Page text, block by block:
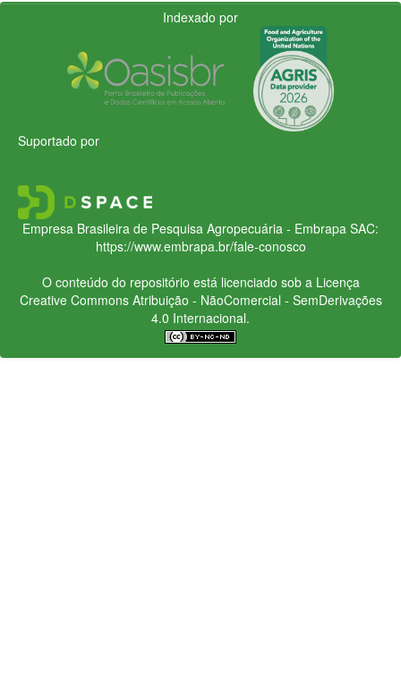
Indexado por
Suportado por
Empresa Brasileira de Pesquisa Agropecuária - Embrapa SAC:
https://www.embrapa.br/fale-conosco
O conteúdo do repositório está licenciado sob a Licença
Creative CommonsAtribuição - NãoComercial - SemDerivações
4.0 Internacional.